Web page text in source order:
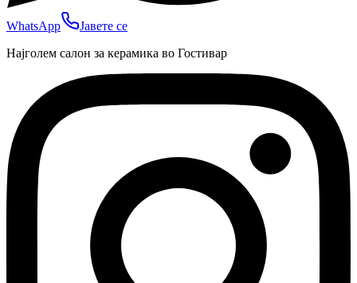
WhatsApp
Јавете се
Најголем салон за керамика во Гостивар